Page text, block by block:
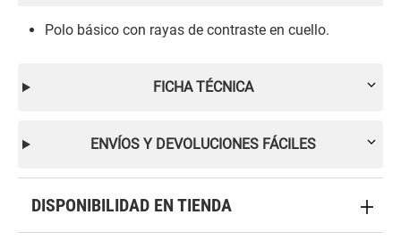
Polo básico con rayas de contraste en cuello.
FICHA TÉCNICA
ENVÍOS Y DEVOLUCIONES FÁCILES
DISPONIBILIDAD EN TIENDA